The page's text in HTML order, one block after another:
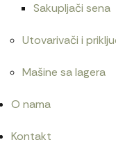
Sakupljači sena
Utovarivači i
Mašine sa lagera
O nama
Kontakt